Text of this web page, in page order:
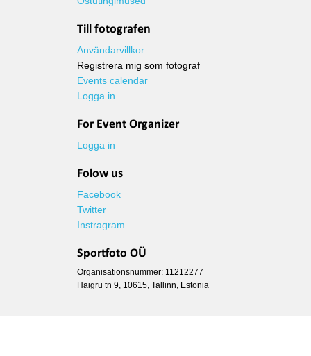
Till fotografen
Användarvillkor
Registrera mig som fotograf
Events calendar
Logga in
For Event Organizer
Logga in
Folow us
Facebook
Twitter
Instragram
Sportfoto OÜ
Organisationsnummer: 11212277
Haigru tn 9, 10615, Tallinn, Estonia